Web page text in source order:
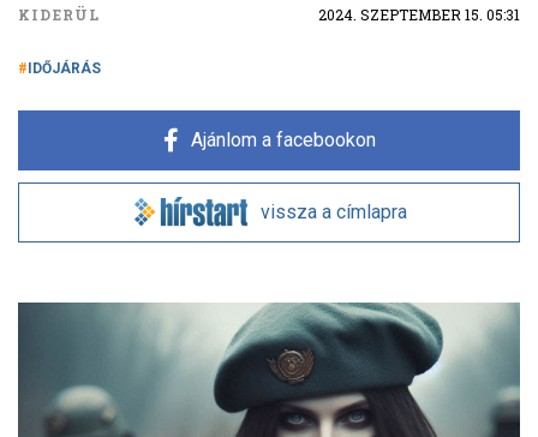
KIDERÜL 2024. SZEPTEMBER 15. 05:31
IDŐJÁRÁS
Ajánlom a facebookon
vissza a címlapra